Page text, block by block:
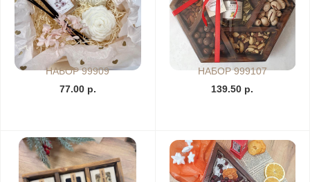
НАБОР 99909
77.00 р.
НАБОР 999107
139.50 р.